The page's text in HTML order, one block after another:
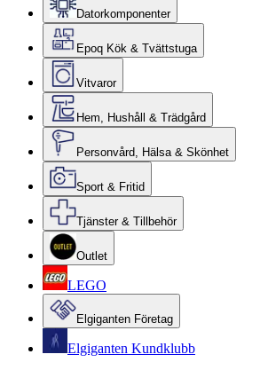
Datorkomponenter
Epoq Kök & Tvättstuga
Vitvaror
Hem, Hushåll & Trädgård
Personvård, Hälsa & Skönhet
Sport & Fritid
Tjänster & Tillbehör
Outlet
LEGO
Elgiganten Företag
Elgiganten Kundklubb